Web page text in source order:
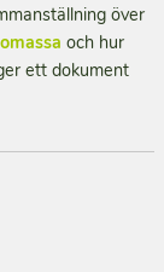
över
och hur
ett dokument